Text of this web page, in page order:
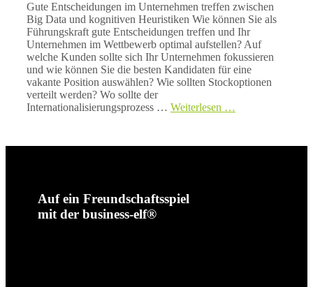
Gute Entscheidungen im Unternehmen treffen zwischen
Big Data und kognitiven Heuristiken Wie können Sie als
Führungskraft gute Entscheidungen treffen und Ihr
Unternehmen im Wettbewerb optimal aufstellen? Auf
welche Kunden sollte sich Ihr Unternehmen fokussieren
und wie können Sie die besten Kandidaten für eine
vakante Position auswählen? Wie sollten Stockoptionen
verteilt werden? Wo sollte der
Internationalisierungsprozess … Weiterlesen …
Auf ein Freundschaftsspiel
mit der business-elf®